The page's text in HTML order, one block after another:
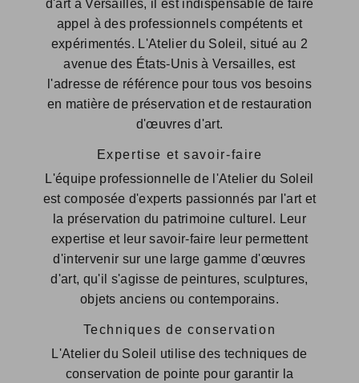
d'art à Versailles, il est indispensable de faire
appel à des professionnels compétents et
expérimentés. L'Atelier du Soleil, situé au 2
avenue des États-Unis à Versailles, est
l'adresse de référence pour tous vos besoins
en matière de préservation et de restauration
d'œuvres d'art.
Expertise et savoir-faire
L'équipe professionnelle de l'Atelier du Soleil
est composée d'experts passionnés par l'art et
la préservation du patrimoine culturel. Leur
expertise et leur savoir-faire leur permettent
d'intervenir sur une large gamme d'œuvres
d'art, qu'il s'agisse de peintures, sculptures,
objets anciens ou contemporains.
Techniques de conservation
L'Atelier du Soleil utilise des techniques de
conservation de pointe pour garantir la